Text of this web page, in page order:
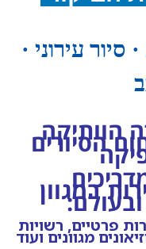
סיור עירוני ·
הוותיקה
הסיורים
במגוון
פרטיים, רשויות
מגוונים ועוד